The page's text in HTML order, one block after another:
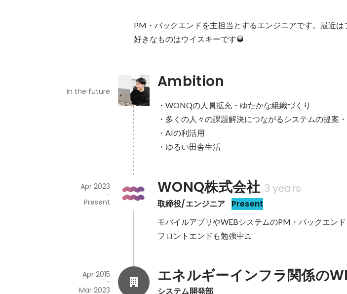
PM・バックエンドを主担当とするエンジニアです。最近は
好きなものはウイスキーです🥃
Ambition
In the future
・WONQの人員拡充・ゆたかな組織づくり
・多くの人々の課題解決につながるシステムの提案
・AIの利活用
・ゆるい田舎生活
WONQ株式会社 3 years
取締役/エンジニア Present
Apr 2023
-
Present
モバイルアプリやWEBシステムのPM・バックエンド
フロントエンドも勉強中📖
エネルギーインフラ関係の
システム開発部
Apr 2015
-
Mar 2023